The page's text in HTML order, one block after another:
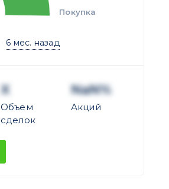
Покупка
6 мес. назад
X
Объем
сделок
NaN%
Акций